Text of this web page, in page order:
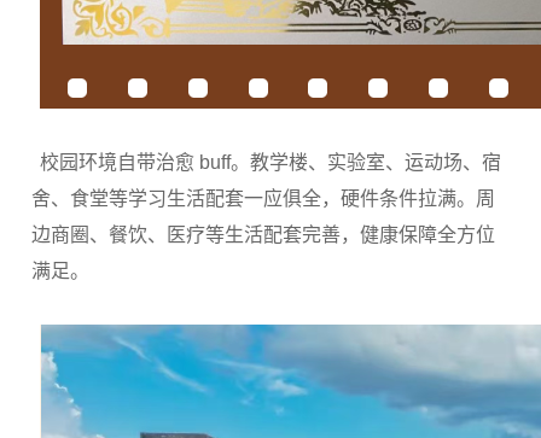
校园环境自带治愈 buff。教学楼、实验室、运动场、宿
舍、食堂等学习生活配套一应俱全，硬件条件拉满。周
边商圈、餐饮、医疗等生活配套完善，健康保障全方位
满足。